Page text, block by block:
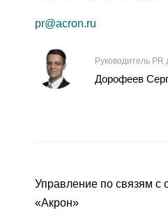
pr@acron.ru
Руководитель
Дорофеев
Управление по связям
«Акрон»